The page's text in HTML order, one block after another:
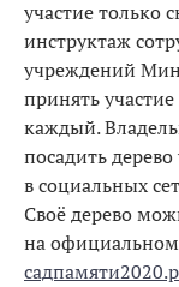
участие
инструктаж
учреждений
принять
каждый.
посадить
в социальных
Своё дерево
на